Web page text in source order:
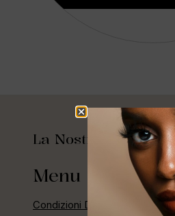
La Nostra Storia
Menu Rapido
Condizioni Di Vendita